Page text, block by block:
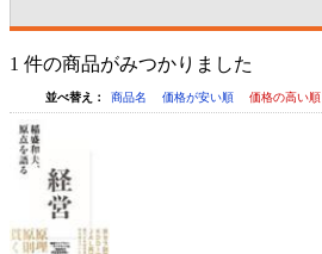
1 件の商品がみつかりました
並べ替え： 商品名 価格が安い順 価格の高い順